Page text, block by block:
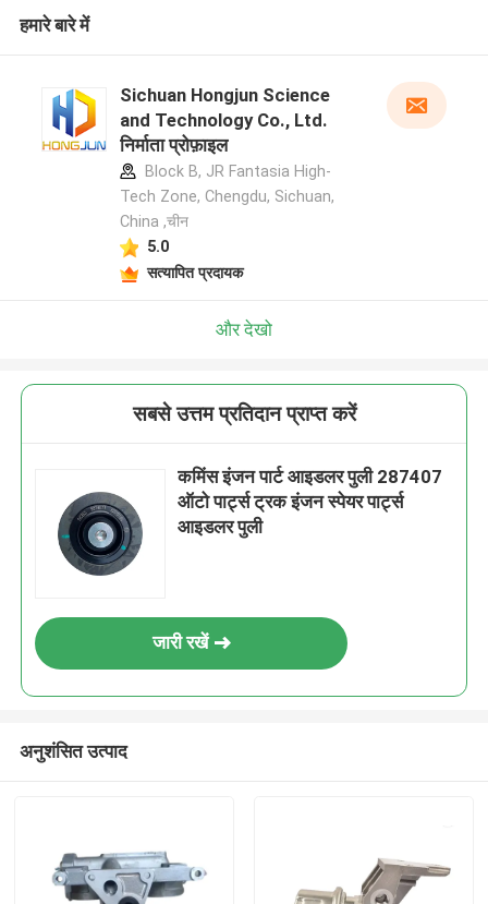
हमारे बारे में
Sichuan Hongjun Science
and Technology Co., Ltd.
निर्माता प्रोफ़ाइल
Block B, JR Fantasia High-
Tech Zone, Chengdu, Sichuan,
China ,चीन
5.0
सत्यापित प्रदायक
और देखो
सबसे उत्तम प्रतिदान प्राप्त करें
कमिंस इंजन पार्ट आइडलर पुली 287407
ऑटो पार्ट्स ट्रक इंजन स्पेयर पार्ट्स
आइडलर पुली
जारी रखें
अनुशंसित उत्पाद